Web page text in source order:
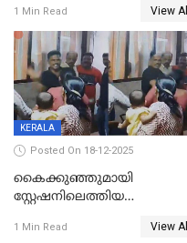
നടുക്കുന്ന സംഭവം
വാളയാറിൽ
1 Min Read View All
KERALA
Posted On 18-12-2025
കൈക്കുഞ്ഞുമായി
സ്റ്റേഷനിലെത്തിയ
കരണത്തടിച്ചു; CC ടിവി
1 Min Read View All